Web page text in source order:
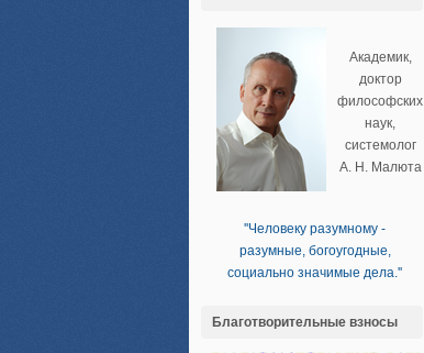
Академик,
доктор
философских
наук,
системолог
А. Н. Малюта
''Человеку разумному -
разумные, богоугодные,
социально значимые дела.''
Благотворительные взносы